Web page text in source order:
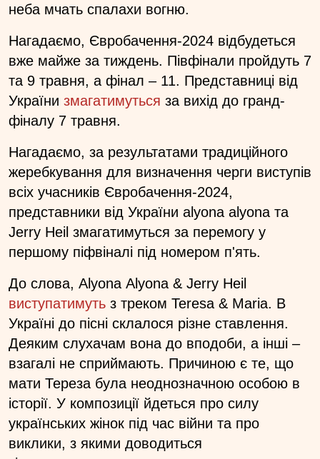
неба мчать спалахи вогню.
Нагадаємо, Євробачення-2024 відбудеться
вже майже за тиждень. Півфінали пройдуть 7
та 9 травня, а фінал – 11. Представниці від
України змагатимуться за вихід до гранд-
фіналу 7 травня.
Нагадаємо, за результатами традиційного
жеребкування для визначення черги виступів
всіх учасників Євробачення-2024,
представники від України alyona alyona та
Jerry Heil змагатимуться за перемогу у
першому піфвіналі під номером п'ять.
До слова, Аlyona Аlyona & Jerry Heil
виступатимуть з треком Teresa & Maria. В
Україні до пісні склалося різне ставлення.
Деяким слухачам вона до вподоби, а інші –
взагалі не сприймають. Причиною є те, що
мати Тереза була неоднозначною особою в
історії. У композиції йдеться про силу
українських жінок під час війни та про
виклики, з якими доводиться